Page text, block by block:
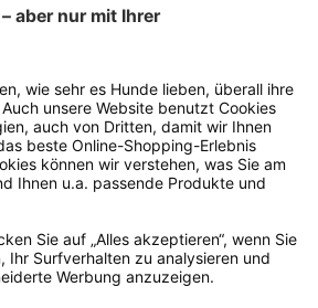
Verpacke die Artikel
und klebe das
anfordern. Hast du als
uns eine Email an
oder rufe zu unseren
dann lassen wir dir ein
zukommen.